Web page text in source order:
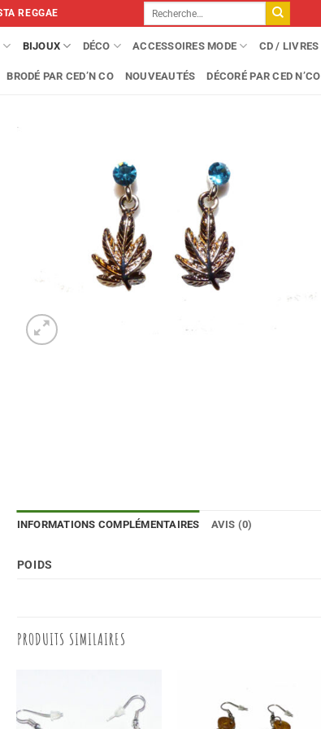
REGGAE
Recherche
pour :
BIJOUX DÉCO ACCESSOIRES MODE CD / LIVRES
BRODÉ PAR CED’N CO NOUVEAUTÉS DÉCORÉ PAR CED N’CO
INFORMATIONS COMPLÉMENTAIRES AVIS (0)
POIDS
PRODUITS SIMILAIRES